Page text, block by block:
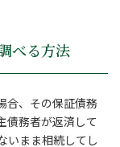
べる方法
合、その保証債務
債務者が返済して
いまま相続してし